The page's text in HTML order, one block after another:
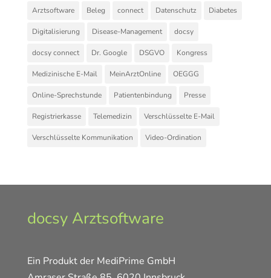
Arztsoftware Beleg connect Datenschutz Diabetes
Digitalisierung Disease-Management docsy
docsy connect Dr. Google DSGVO Kongress
Medizinische E-Mail MeinArztOnline OEGGG
Online-Sprechstunde Patientenbindung Presse
Registrierkasse Telemedizin Verschlüsselte E-Mail
Verschlüsselte Kommunikation Video-Ordination
docsy Arztsoftware
Ein Produkt der MediPrime GmbH